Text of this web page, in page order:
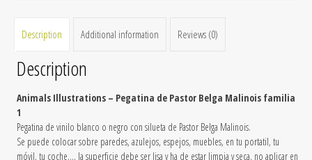
Description Additional information Reviews (0)
Description
Animals Illustrations – Pegatina de Pastor Belga Malinois familia
1
Pegatina de vinilo blanco o negro con silueta de Pastor Belga Malinois.
Se puede colocar sobre paredes, azulejos, espejos, muebles, en tu portatil, tu
móvil, tu coche…, la superficie debe ser lisa y ha de estar limpia y seca, no aplicar en